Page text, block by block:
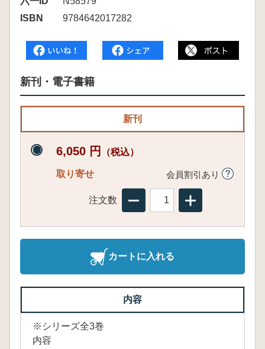
ISBN
9784642017282
新刊・電子書籍
新刊
6,050 円 （税込）
取り寄せ 会員割引あり
注文数
カートに入れる
内容
※シリーズ全3巻
内容